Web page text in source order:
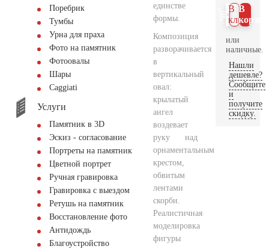
Поребрик
Тумбы
Урна для праха
Фото на памятник
Фотоовалы
Шары
Сaggiati
Услуги
Памятник в 3D
Эскиз - согласование
Портреты на памятник
Цветной портрет
Ручная гравировка
Гравировка с выездом
Ретушь на памятник
Восстановление фото
Антидождь
Благоустройство
единстве
формы.
Композиция
разворачивается
в
вертикальный
овал:
крылатый
ангел
воздевает
руку над
орнаментальным
крестом,
обвитым
лентами
скорби.
Реалистичная
моделировка
фигуры
В
В 1
клик
или
наличные.
Нашли
дешевле?
Сообщите
и
получите
скидку.